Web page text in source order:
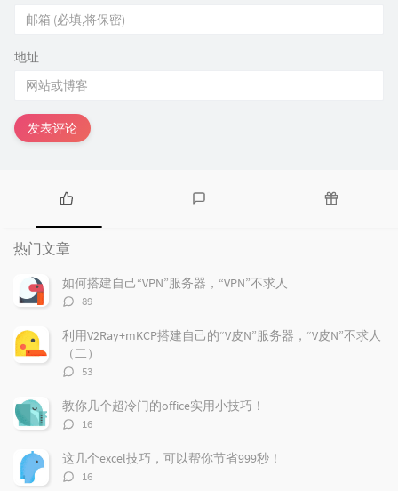
地址
发表评论
热
门
文
章
论
热门文章
如何搭建自己“VPN”服务器，“VPN”不求人
评
数：
89
利用V2Ray+mKCP搭建自己的“V皮N”服务器，“V皮N”不求人
（二）
评
数：
53
教你几个超冷门的office实用小技巧！
评
数：
16
这几个excel技巧，可以帮你节省999秒！
评
16